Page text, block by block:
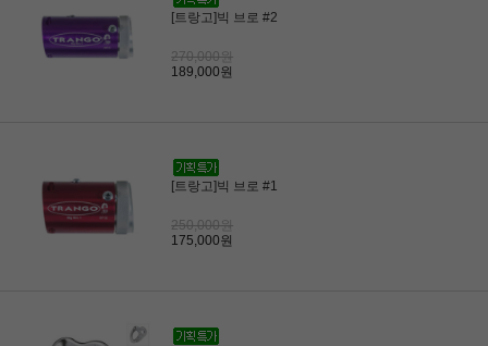
[트랑고]빅 브로 #2
270,000원
189,000원
[트랑고]빅 브로 #1
250,000원
175,000원